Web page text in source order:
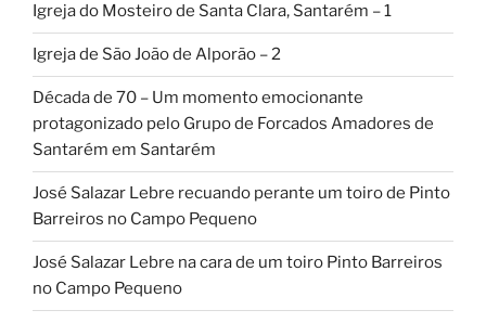
Igreja do Mosteiro de Santa Clara, Santarém – 1
Igreja de São João de Alporão – 2
Década de 70 – Um momento emocionante
protagonizado pelo Grupo de Forcados Amadores de
Santarém em Santarém
José Salazar Lebre recuando perante um toiro de Pinto
Barreiros no Campo Pequeno
José Salazar Lebre na cara de um toiro Pinto Barreiros
no Campo Pequeno